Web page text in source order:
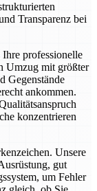
Transparenz bei
professionelle
Umzug mit größter
Gegenstände
ankommen.
konzentrieren
Unsere
gut
um Fehler